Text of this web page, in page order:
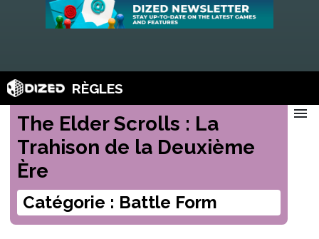
RÈGLES
The Elder Scrolls : La
Trahison de la Deuxième
Ère
Catégorie : Battle Form
menu